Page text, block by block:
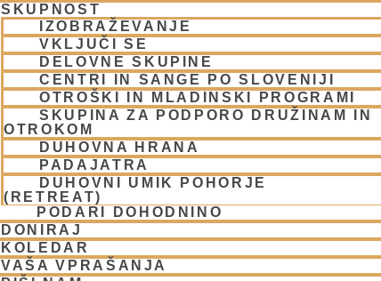
SKUPNOST
IZOBRAŽEVANJE
VKLJUČI SE
DELOVNE SKUPINE
CENTRI IN SANGE PO SLOVENIJI
OTROŠKI IN MLADINSKI PROGRAMI
SKUPINA ZA PODPORO DRUŽINAM IN
OTROKOM
DUHOVNA HRANA
PADAJATRA
DUHOVNI UMIK POHORJE
(RETREAT)
PODARI DOHODNINO
DONIRAJ
KOLEDAR
VAŠA VPRAŠANJA